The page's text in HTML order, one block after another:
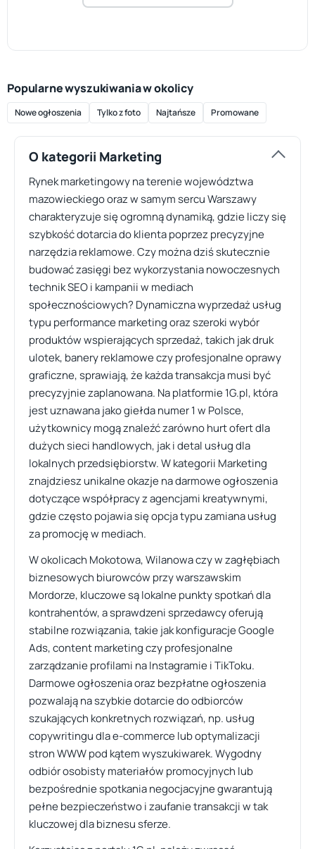
Popularne wyszukiwania w okolicy
Nowe ogłoszenia Tylko z foto Najtańsze Promowane
O kategorii Marketing
Rynek marketingowy na terenie województwa
mazowieckiego oraz w samym sercu Warszawy
charakteryzuje się ogromną dynamiką, gdzie liczy się
szybkość dotarcia do klienta poprzez precyzyjne
narzędzia reklamowe. Czy można dziś skutecznie
budować zasięgi bez wykorzystania nowoczesnych
technik SEO i kampanii w mediach
społecznościowych? Dynamiczna wyprzedaż usług
typu performance marketing oraz szeroki wybór
produktów wspierających sprzedaż, takich jak druk
ulotek, banery reklamowe czy profesjonalne oprawy
graficzne, sprawiają, że każda transakcja musi być
precyzyjnie zaplanowana. Na platformie 1G.pl, która
jest uznawana jako giełda numer 1 w Polsce,
użytkownicy mogą znaleźć zarówno hurt ofert dla
dużych sieci handlowych, jak i detal usług dla
lokalnych przedsiębiorstw. W kategorii Marketing
znajdziesz unikalne okazje na darmowe ogłoszenia
dotyczące współpracy z agencjami kreatywnymi,
gdzie często pojawia się opcja typu zamiana usług
za promocję w mediach.
W okolicach Mokotowa, Wilanowa czy w zagłębiach
biznesowych biurowców przy warszawskim
Mordorze, kluczowe są lokalne punkty spotkań dla
kontrahentów, a sprawdzeni sprzedawcy oferują
stabilne rozwiązania, takie jak konfiguracje Google
Ads, content marketing czy profesjonalne
zarządzanie profilami na Instagramie i TikToku.
Darmowe ogłoszenia oraz bezpłatne ogłoszenia
pozwalają na szybkie dotarcie do odbiorców
szukających konkretnych rozwiązań, np. usług
copywritingu dla e-commerce lub optymalizacji
stron WWW pod kątem wyszukiwarek. Wygodny
odbiór osobisty materiałów promocyjnych lub
bezpośrednie spotkania negocjacyjne gwarantują
pełne bezpieczeństwo i zaufanie transakcji w tak
kluczowej dla biznesu sferze.